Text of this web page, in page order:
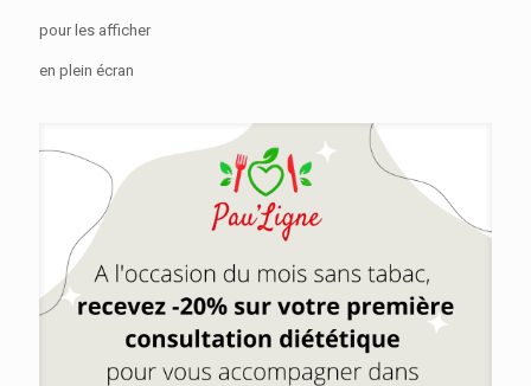
pour les afficher
en plein écran